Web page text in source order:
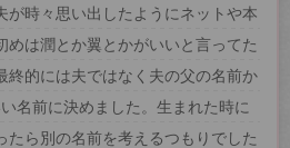
が時々思い出したようにネットや本
めは潤とか翼とかがいいと言ってた
終的には夫ではなく夫の父の名前か
名前に決めました。生まれた時に
たら別の名前を考えるつもりでした